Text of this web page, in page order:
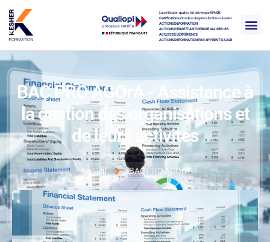
La certification qualité a été délivrée parAFNOR
Certificationau titre des catégories d’actions suivantes :
ACTIONS DE FORMATION
ACTIONS PERMETTANT DE FAIRE VALIDER LES
ACQUIS DE L’EXPÉRIENCE
ACTIONS DE FORMATION PAR APPRENTISSAGE
BAC PRO AGOrA - Assistance à
la gestion des organisations et
de leurs activités
Accueil BAC PRO AGOrA